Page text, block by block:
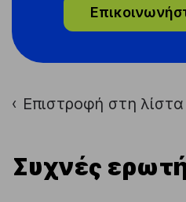
› Επιστροφή στη
Συχνές